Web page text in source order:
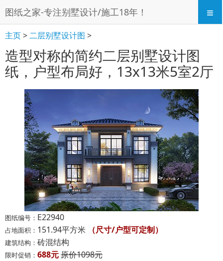
图纸之家-专注别墅设计/施工18年！ ≡
主页>二层别墅设计图 >
造型对称的简约二层别墅设计图
纸，户型布局好，13x13米5室2厅
图纸编号： E22940
占地面积： 151.94平方米 （尺寸/户型可定制）
建筑结构： 砖混结构
限时促销： 688元原价1098元